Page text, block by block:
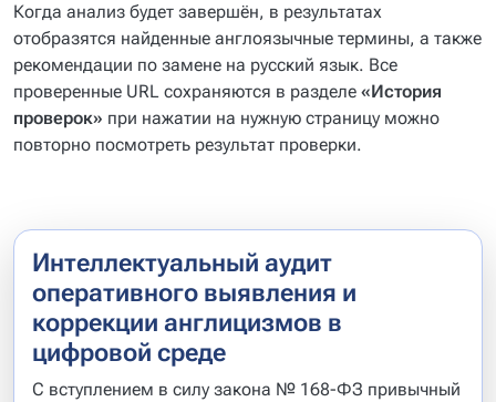
Когда анализ будет завершён, в результатах
отобразятся найденные англоязычные термины, а также
рекомендации по замене на русский язык. Все
проверенные URL сохраняются в разделе «История
проверок» при нажатии на нужную страницу можно
повторно посмотреть результат проверки.
Интеллектуальный аудит
оперативного выявления и
коррекции англицизмов в
цифровой среде
С вступлением в силу закона № 168-ФЗ привычный